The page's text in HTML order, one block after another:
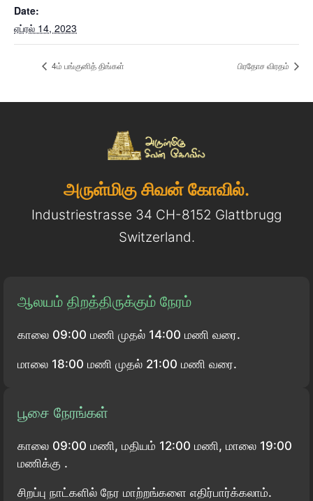
Date:
ஏப்ரல் 14, 2023
4ம் பங்குனித் திங்கள் பிரதோச விரதம்
அருள்மிகு சிவன் கோவில்.
Industriestrasse 34 CH-8152 Glattbrugg
Switzerland.
ஆலயம் திறத்திருக்கும் நேரம்
காலை 09:00 மணி முதல் 14:00 மணி வரை.
மாலை 18:00 மணி முதல் 21:00 மணி வரை.
பூசை நேரங்கள்
காலை 09:00 மணி, மதியம் 12:00 மணி, மாலை 19:00
மணிக்கு .
சிறப்பு நாட்களில் நேர மாற்றங்களை எதிர்பார்க்கலாம்.